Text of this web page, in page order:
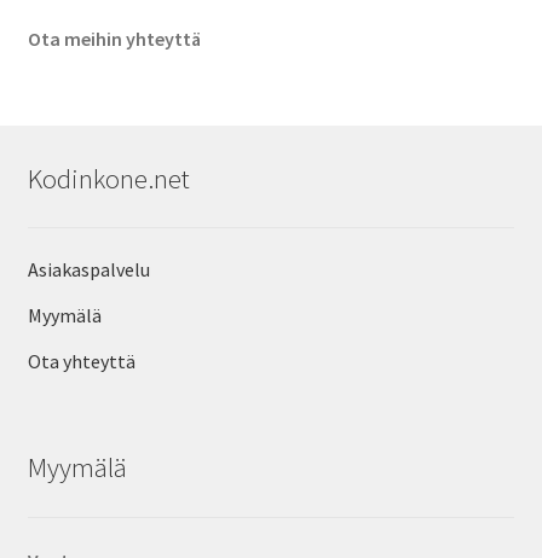
Ota meihin yhteyttä
Kodinkone.net
Asiakaspalvelu
Myymälä
Ota yhteyttä
Myymälä